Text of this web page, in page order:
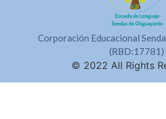
Corporación Educacional
(RBD:17781)
© 2022 All Rights